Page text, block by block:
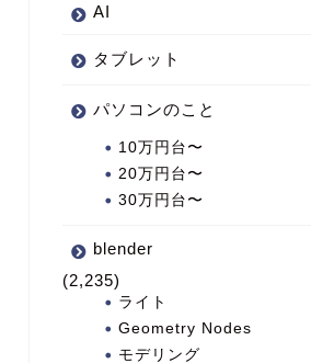
AI
タブレット
パソコンのこと
10万円台〜
20万円台〜
30万円台〜
blender
(2,235)
ライト
Geometry Nodes
モデリング